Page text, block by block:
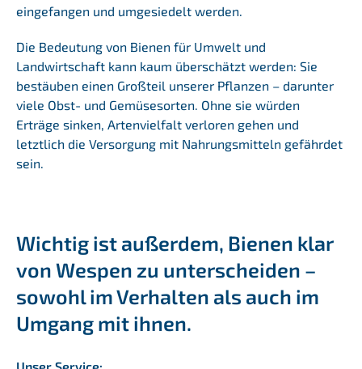
eingefangen und umgesiedelt werden.
Die Bedeutung von Bienen für Umwelt und
Landwirtschaft kann kaum überschätzt werden: Sie
bestäuben einen Großteil unserer Pflanzen – darunter
viele Obst- und Gemüsesorten. Ohne sie würden
Erträge sinken, Artenvielfalt verloren gehen und
letztlich die Versorgung mit Nahrungsmitteln gefährdet
sein.
Wichtig ist außerdem, Bienen klar
von Wespen zu unterscheiden –
sowohl im Verhalten als auch im
Umgang mit ihnen.